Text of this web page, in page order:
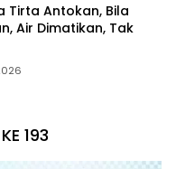
Tirta Antokan, Bila
Air Dimatikan, Tak
193